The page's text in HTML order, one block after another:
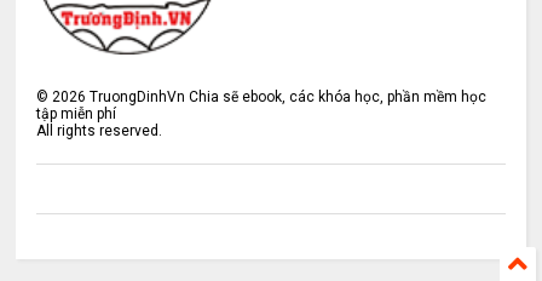
©2026 TruongDinhVn Chia sẽ ebook, các khóa học, phần mềm học
tập miễn phí
All rights reserved.